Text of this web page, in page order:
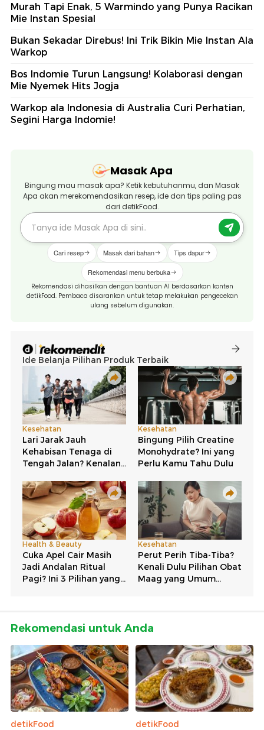
Murah Tapi Enak, 5 Warmindo yang Punya Racikan
Mie Instan Spesial
Bukan Sekadar Direbus! Ini Trik Bikin Mie Instan Ala
Warkop
Bos Indomie Turun Langsung! Kolaborasi dengan
Mie Nyemek Hits Jogja
Warkop ala Indonesia di Australia Curi Perhatian,
Segini Harga Indomie!
Masak Apa
Bingung mau masak apa? Ketik kebutuhanmu, dan Masak
Apa akan merekomendasikan resep, ide dan tips paling pas
dari detikFood.
Cari resep Masak dari bahan Tips dapur
Rekomendasi menu berbuka
Rekomendasi dihasilkan dengan bantuan AI berdasarkan konten
detikFood. Pembaca disarankan untuk tetap melakukan pengecekan
ulang sebelum digunakan.
Rekomendasi untuk Anda
detikFood
detikFood